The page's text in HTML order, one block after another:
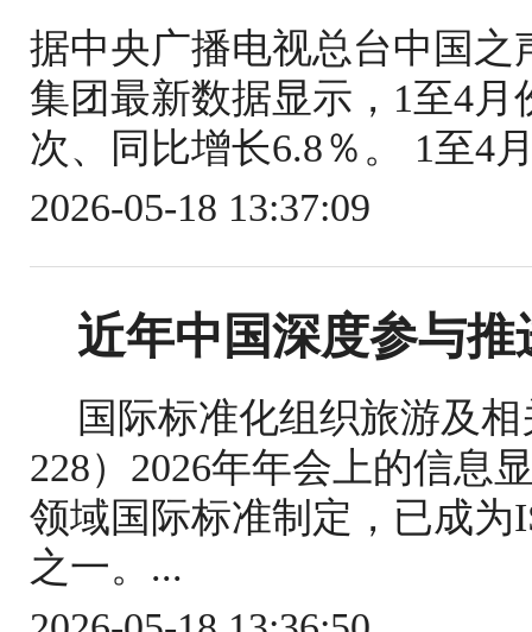
据中央广播电视总台中国
集团最新数据显示，1至4月
次、同比增长6.8％。 1至4
2026-05-18 13:37:09
近年中国深度参与
国际标准化组织旅游及
228）2026年年会上的信息
领域国际标准制定，已成为
之一。...